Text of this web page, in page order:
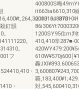
・
釘韻
。
。
フ
・
・
400800S晦
it663ia6610,310
200310。310・
1200SY95住m
410,410辛
610W¥570j600￨
轟
覇
対